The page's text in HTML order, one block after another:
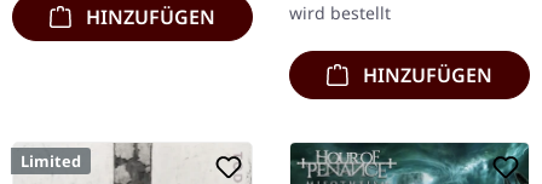
HINZUFÜGEN
wird bestellt
HINZUFÜGEN
Limited